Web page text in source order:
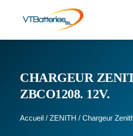
CHARGEUR
ZBCO1208. 12V.
Accueil / ZENITH / Chargeur